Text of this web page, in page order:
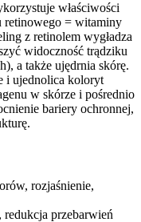
właściwości
retinowego = witaminy
z retinolem wygładza
widoczność trądziku
a także ujędrnia skórę.
i ujednolica koloryt
w skórze i pośrednio
bariery ochronnej,
rozjaśnienie,
redukcja przebarwień